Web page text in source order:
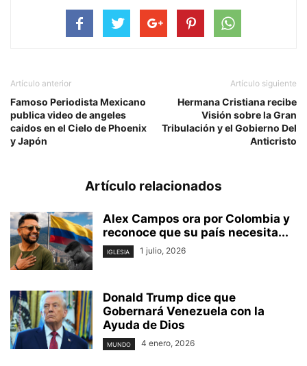
Artículo anterior
Famoso Periodista Mexicano
publica video de angeles
caidos en el Cielo de Phoenix
y Japón
Artículo siguiente
Hermana Cristiana recibe
Visión sobre la Gran
Tribulación y el Gobierno Del
Anticristo
Artículo relacionados
Alex Campos ora por Colombia y
reconoce que su país necesita...
IGLESIA 1 julio, 2026
Donald Trump dice que
Gobernará Venezuela con la
Ayuda de Dios
MUNDO 4 enero, 2026